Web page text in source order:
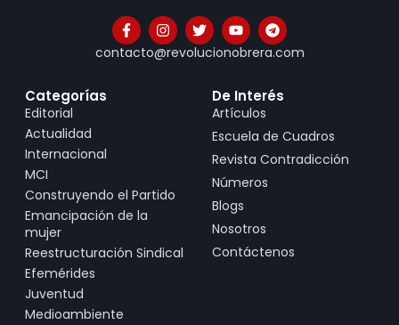
contacto@revolucionobrera.com
Categorías
Editorial
Actualidad
Internacional
MCI
Construyendo el Partido
Emancipación de la
mujer
Reestructuración Sindical
Efemérides
Juventud
Medioambiente
De Interés
Artículos
Escuela de Cuadros
Revista Contradicción
Números
Blogs
Nosotros
Contáctenos